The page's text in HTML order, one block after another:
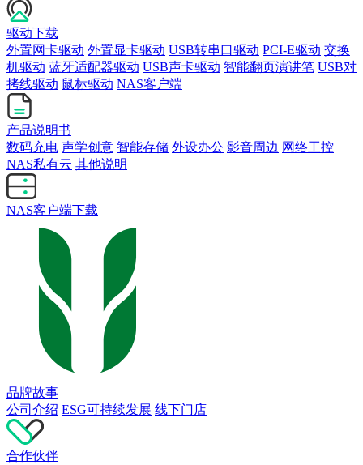
驱动下载
外置网卡驱动 外置显卡驱动 USB转串口驱动 PCI-E驱动 交换
机驱动 蓝牙适配器驱动 USB声卡驱动 智能翻页演讲笔 USB对
拷线驱动 鼠标驱动 NAS客户端
产品说明书
数码充电 声学创意 智能存储 外设办公 影音周边 网络工控
NAS私有云 其他说明
NAS客户端下载
品牌故事
公司介绍 ESG可持续发展 线下门店
合作伙伴